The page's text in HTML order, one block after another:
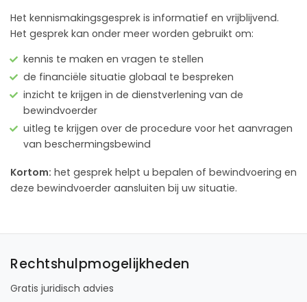
Het kennismakingsgesprek is informatief en vrijblijvend.
Het gesprek kan onder meer worden gebruikt om:
kennis te maken en vragen te stellen
de financiële situatie globaal te bespreken
inzicht te krijgen in de dienstverlening van de
bewindvoerder
uitleg te krijgen over de procedure voor het aanvragen
van beschermingsbewind
Kortom: het gesprek helpt u bepalen of bewindvoering en
deze bewindvoerder aansluiten bij uw situatie.
Rechtshulpmogelijkheden
Gratis juridisch advies